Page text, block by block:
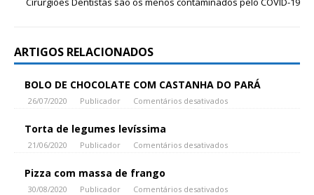
ARTIGOS RELACIONADOS
BOLO DE CHOCOLATE COM CASTANHA DO PARÁ
26/07/2020 Publicador Comentários desativados
Torta de legumes levíssima
21/06/2020 Publicador Comentários desativados
Pizza com massa de frango
30/08/2020 Publicador Comentários desativados